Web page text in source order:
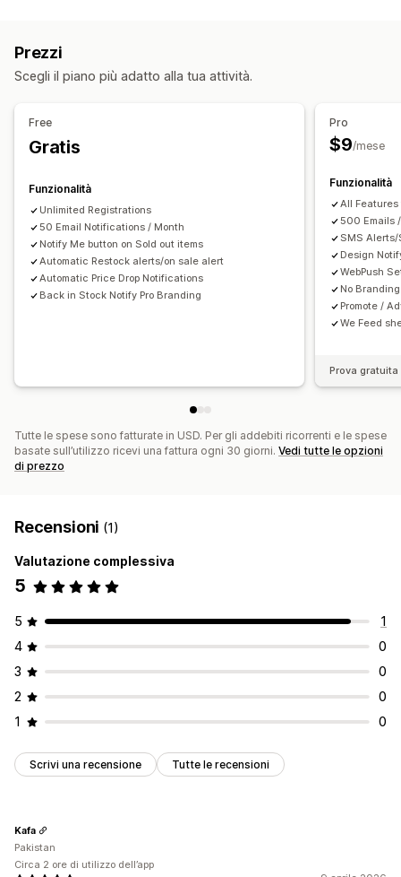
Personalizzazione
Pulsante delle notifiche
Analisi e report
Notifiche push sul web
Flussi di lavoro automatizzati
Prezzi
Scegli il piano più adatto alla tua attività.
Free
Gratis
Funzionalità
Unlimited Registrations
50 Email Notifications / Month
Notify Me button on Sold out items
Automatic Restock alerts/on sale alert
Automatic Price Drop Notifications
Back in Stock Notify Pro Branding
Pro
$9/mese
Funzionalità
All Features
500 Emails
SMS Alerts/
Design
WebPush
No Branding
Promote /
We Feed
Prova
Tutte le spese sono fatturate in USD. Per gli addebiti ricorrenti e le spese
basate sull’utilizzo ricevi una fattura ogni 30 giorni. Vedi tutte le opzioni
di prezzo
Recensioni (1)
Valutazione complessiva
5
5
1
4
0
3
0
2
0
1
0
Scrivi una recensione Tutte le recensioni
Kafa
Pakistan
Circa 2 ore di utilizzo dell’app